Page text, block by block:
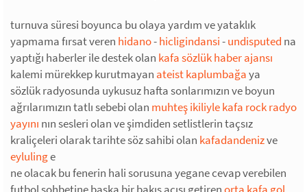
turnuva süresi boyunca bu olaya yardım ve yataklık
yapmama fırsat veren hidano-hicligindansi-undisputed na
yaptığı haberler ile destek olan kafa sözlük haber ajansı
kalemi mürekkep kurutmayan ateist kaplumbağaya
sözlük radyosunda uykusuz hafta sonlarımızın ve boyun
ağrılarımızın tatlı sebebi olan muhteş ikiliyle kafa rock radyo
yayını nın sesleri olan ve şimdiden setlistlerin taçsız
kraliçeleri olarak tarihte söz sahibi olan kafadandenizve
eylulinge
ne olacak bu fenerin hali sorusuna yegane cevap verebilen
futbol sohbetine başka bir bakış açısı getirenorta kafa gol